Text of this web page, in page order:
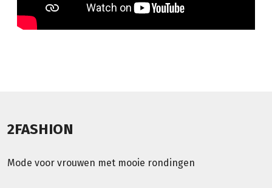
2FASHION
Mode voor vrouwen met mooie rondingen